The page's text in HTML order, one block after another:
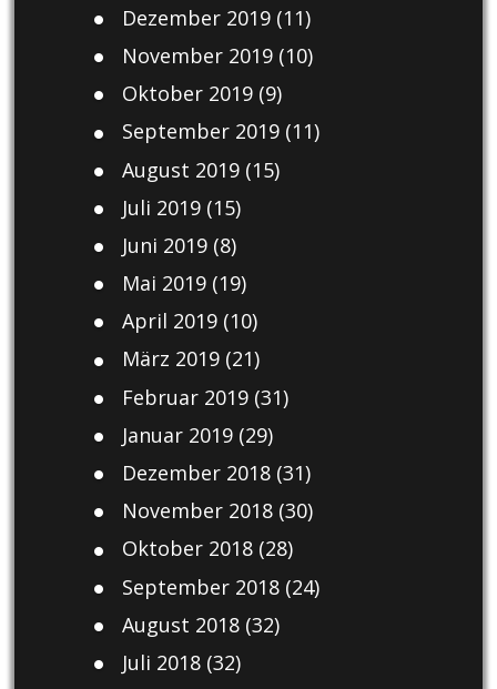
Dezember 2019(11)
November 2019(10)
Oktober 2019(9)
September 2019(11)
August 2019(15)
Juli 2019(15)
Juni 2019(8)
Mai 2019(19)
April 2019(10)
März 2019(21)
Februar 2019(31)
Januar 2019(29)
Dezember 2018(31)
November 2018(30)
Oktober 2018(28)
September 2018(24)
August 2018(32)
Juli 2018(32)